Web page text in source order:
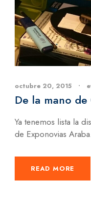
octubre 20, 2015 •
De la mano
Ya tenemos lista la
de Exponovias Araba.
READ MORE